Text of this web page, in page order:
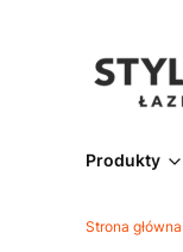
Produkty
Strona główna